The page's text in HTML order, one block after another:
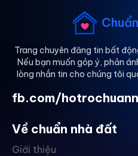
Chuẩn
Trang chuyên đăng tin bất
Nếu bạn muốn góp ý, phản
lòng nhắn tin cho chúng tôi
fb.com/
Về chuẩn nhà đất
Giới thiệu